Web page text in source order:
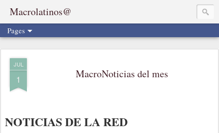
Macrolatinos@
Pages
JUL
1 MacroNoticias del mes
NOTICIAS DE LA RED